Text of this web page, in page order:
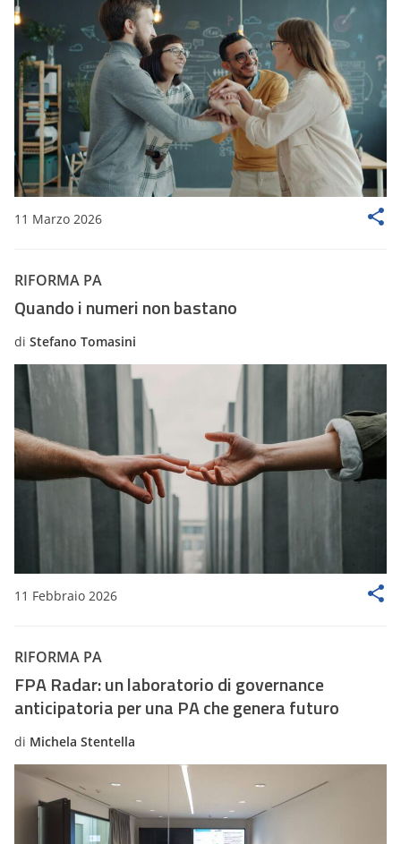
11 Marzo 2026
RIFORMA PA
Quando i numeri non bastano
di Stefano Tomasini
11 Febbraio 2026
RIFORMA PA
FPA Radar: un laboratorio di governance
anticipatoria per una PA che genera futuro
di Michela Stentella